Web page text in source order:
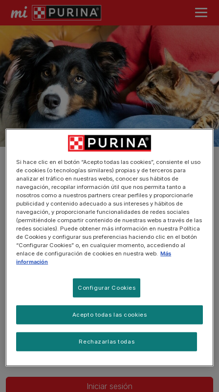
Atrás
Inicia sesión
Indica tu e-mail y contraseña o inicia sesión con:
Contraseña
Iniciar sesión
Si hace clic en el botón “Acepto todas las cookies”, consiente el uso
de cookies (o tecnologías similares) propias y de terceros para
analizar el tráfico en nuestras webs, conocer sus hábitos de
navegación, recopilar información útil que nos permita tanto a
nosotros como a nuestros partners crear perfiles y proporcionarle
publicidad y contenido adecuado a sus intereses y hábitos de
navegación, y proporcionarle funcionalidades de redes sociales
(permitiéndole compartir contenido de nuestras webs a través de las
redes sociales). Puede obtener más información en nuestra Política
de Cookies y configurar sus preferencias haciendo clic en el botón
“Configurar Cookies” o, en cualquier momento, accediendo al
enlace de configuración de cookies en nuestra web. Más
información
Configurar Cookies
Rechazarlas todas
Acepto todas las cookies